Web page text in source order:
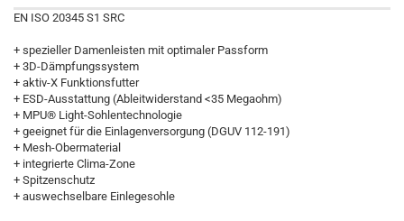
EN ISO 20345 S1 SRC
+ spezieller Damenleisten mit optimaler Passform
+ 3D-Dämpfungssystem
+ aktiv-X Funktionsfutter
+ ESD-Ausstattung (Ableitwiderstand <35 Megaohm)
+ MPU® Light-Sohlentechnologie
+ geeignet für die Einlagenversorgung (DGUV 112-191)
+ Mesh-Obermaterial
+ integrierte Clima-Zone
+ Spitzenschutz
+ auswechselbare Einlegesohle